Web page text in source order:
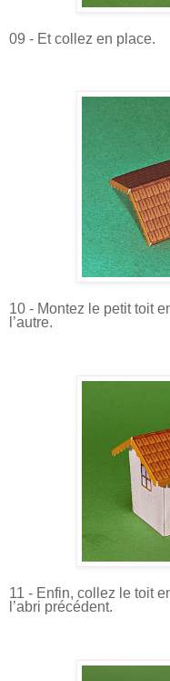
09 - Et collez en place.
10 - Montez le petit toit
l’autre.
11 - Enfin, collez le toit
l’abri précédent.